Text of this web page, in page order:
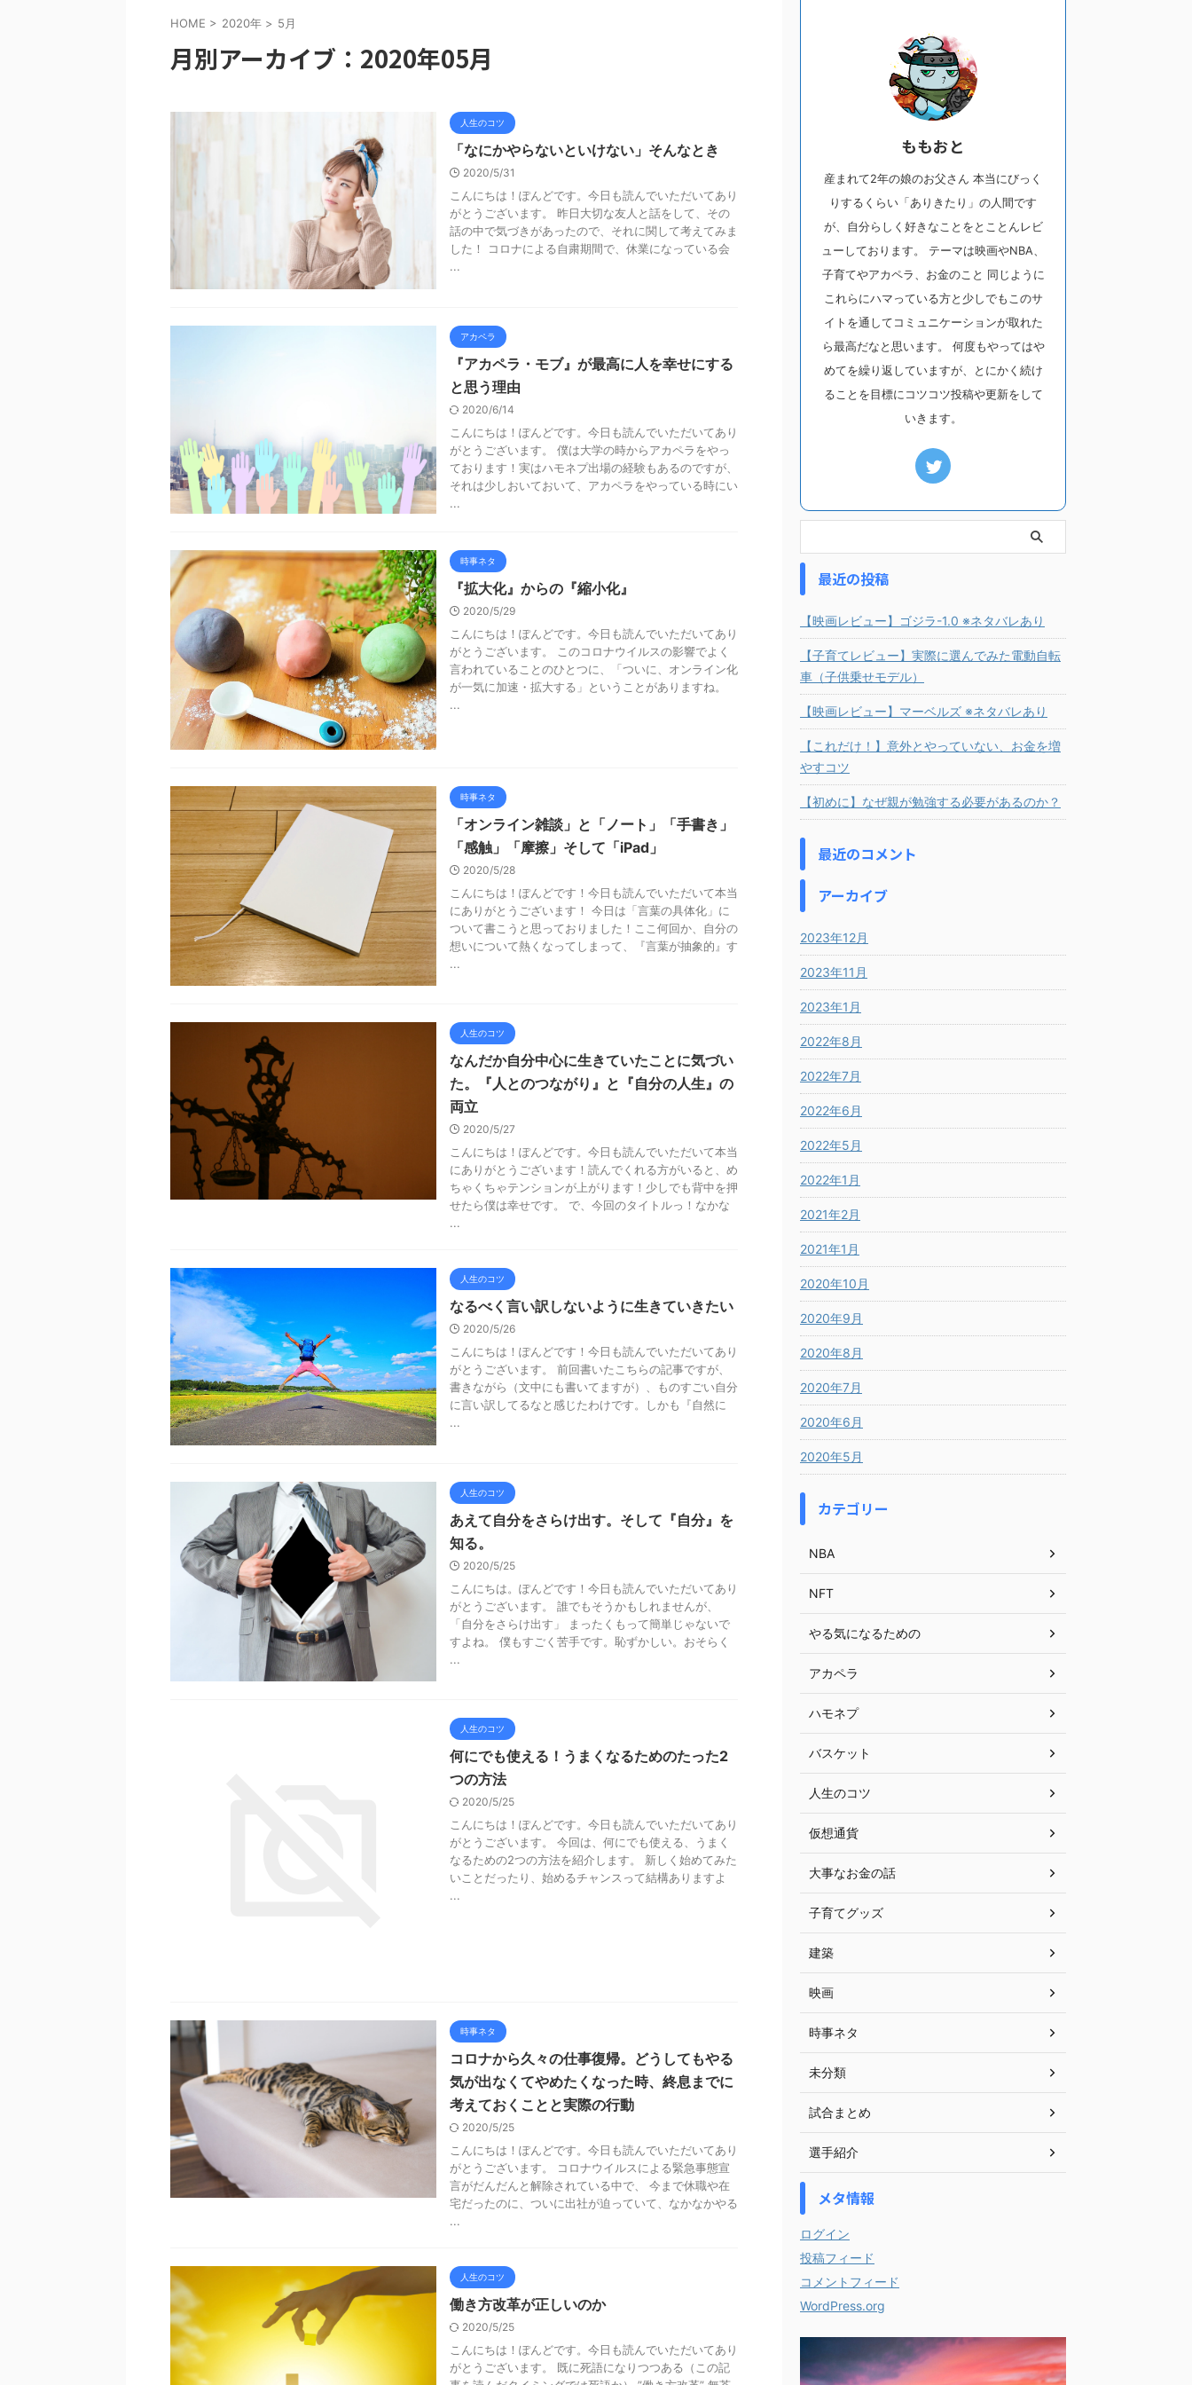
HOME > 2020年 > 5月
月別アーカイブ：2020年05月
人生のコツ
「なにかやらないといけない」そんなとき
2020/5/31
こんにちは！ぽんどです。今日も読んでいただいてあり
がとうございます。 昨日大切な友人と話をして、その
話の中で気づきがあったので、それに関して考えてみま
した！ コロナによる自粛期間で、休業になっている会
...
アカペラ
『アカペラ・モブ』が最高に人を幸せにする
と思う理由
2020/6/14
こんにちは！ぽんどです。今日も読んでいただいてあり
がとうございます。 僕は大学の時からアカペラをやっ
ております！実はハモネプ出場の経験もあるのですが、
それは少しおいておいて、アカペラをやっている時にい
...
時事ネタ
『拡大化』からの『縮小化』
2020/5/29
こんにちは！ぽんどです。今日も読んでいただいてあり
がとうございます。 このコロナウイルスの影響でよく
言われていることのひとつに、「ついに、オンライン化
が一気に加速・拡大する」ということがありますね。
...
時事ネタ
「オンライン雑談」と「ノート」「手書き」
「感触」「摩擦」そして「iPad」
2020/5/28
こんにちは！ぽんどです！今日も読んでいただいて本当
にありがとうございます！ 今日は「言葉の具体化」に
ついて書こうと思っておりました！ここ何回か、自分の
想いについて熱くなってしまって、『言葉が抽象的』す
...
人生のコツ
なんだか自分中心に生きていたことに気づい
た。『人とのつながり』と『自分の人生』の
両立
2020/5/27
こんにちは！ぽんどです。今日も読んでいただいて本当
にありがとうございます！読んでくれる方がいると、め
ちゃくちゃテンションが上がります！少しでも背中を押
せたら僕は幸せです。 で、今回のタイトルっ！なかな
...
人生のコツ
なるべく言い訳しないように生きていきたい
2020/5/26
こんにちは！ぽんどです！今日も読んでいただいてあり
がとうございます。 前回書いたこちらの記事ですが、
書きながら（文中にも書いてますが）、ものすごい自分
に言い訳してるなと感じたわけです。しかも『自然に
...
人生のコツ
あえて自分をさらけ出す。そして『自分』を
知る。
2020/5/25
こんにちは。ぽんどです！今日も読んでいただいてあり
がとうございます。 誰でもそうかもしれませんが、
「自分をさらけ出す」 まったくもって簡単じゃないで
すよね。 僕もすごく苦手です。恥ずかしい。おそらく
...
人生のコツ
何にでも使える！うまくなるためのたった2
つの方法
2020/5/25
こんにちは！ぽんどです。今日も読んでいただいてあり
がとうございます。 今回は、何にでも使える、うまく
なるための2つの方法を紹介します。 新しく始めてみた
いことだったり、始めるチャンスって結構ありますよ
...
時事ネタ
コロナから久々の仕事復帰。どうしてもやる
気が出なくてやめたくなった時、終息までに
考えておくことと実際の行動
2020/5/25
こんにちは！ぽんどです。今日も読んでいただいてあり
がとうございます。 コロナウイルスによる緊急事態宣
言がだんだんと解除されている中で、 今まで休職や在
宅だったのに、ついに出社が迫っていて、なかなかやる
...
人生のコツ
働き方改革が正しいのか
2020/5/25
こんにちは！ぽんどです。今日も読んでいただいてあり
がとうございます。 既に死語になりつつある（この記
ももおと
産まれて2年の娘のお父さん 本当にびっく
りするくらい「ありきたり」の人間です
が、自分らしく好きなことをとことんレビ
ューしております。 テーマは映画やNBA、
子育てやアカペラ、お金のこと 同じように
これらにハマっている方と少しでもこのサ
イトを通してコミュニケーションが取れた
ら最高だなと思います。 何度もやってはや
めてを繰り返していますが、とにかく続け
ることを目標にコツコツ投稿や更新をして
いきます。
最近の投稿
【映画レビュー】ゴジラ-1.0 ※ネタバレあり
【子育てレビュー】実際に選んでみた電動自転
車（子供乗せモデル）
【映画レビュー】マーベルズ ※ネタバレあり
【これだけ！】意外とやっていない、お金を増
やすコツ
【初めに】なぜ親が勉強する必要があるのか？
最近のコメント
アーカイブ
2023年12月
2023年11月
2023年1月
2022年8月
2022年7月
2022年6月
2022年5月
2022年1月
2021年2月
2021年1月
2020年10月
2020年9月
2020年8月
2020年7月
2020年6月
2020年5月
カテゴリー
NBA
NFT
やる気になるための
アカペラ
ハモネプ
バスケット
人生のコツ
仮想通貨
大事なお金の話
子育てグッズ
建築
映画
時事ネタ
未分類
試合まとめ
選手紹介
メタ情報
ログイン
投稿フィード
コメントフィード
WordPress.org